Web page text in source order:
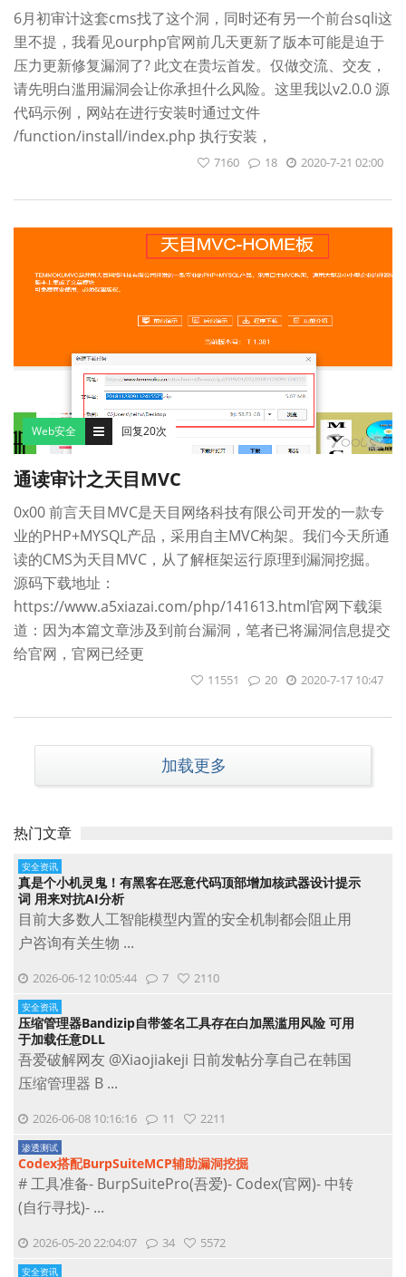
6月初审计这套cms找了这个洞，同时还有另一个前台sqli这
里不提，我看见ourphp官网前几天更新了版本可能是迫于
压力更新修复漏洞了? 此文在贵坛首发。仅做交流、交友，
请先明白滥用漏洞会让你承担什么风险。这里我以v2.0.0 源
代码示例，网站在进行安装时通过文件
/function/install/index.php 执行安装，
2020-7-21 02:00
18
7160
Web安全 回复20次
通读审计之天目MVC
0x00 前言天目MVC是天目网络科技有限公司开发的一款专
业的PHP+MYSQL产品，采用自主MVC构架。我们今天所通
读的CMS为天目MVC，从了解框架运行原理到漏洞挖掘。
源码下载地址：
https://www.a5xiazai.com/php/141613.html官网下载渠
道：因为本篇文章涉及到前台漏洞，笔者已将漏洞信息提交
给官网，官网已经更
2020-7-17 10:47
20
11551
加载更多
热门文章
安全资讯
真是个小机灵鬼！有黑客在恶意代码顶部增加核武器设计提示
词 用来对抗AI分析
目前大多数人工智能模型内置的安全机制都会阻止用
户咨询有关生物 ...
2026-06-12 10:05:44 7 2110
安全资讯
压缩管理器Bandizip自带签名工具存在白加黑滥用风险 可用
于加载任意DLL
吾爱破解网友 @Xiaojiakeji 日前发帖分享自己在韩国
压缩管理器 B ...
2026-06-08 10:16:16 11 2211
渗透测试
Codex搭配BurpSuiteMCP辅助漏洞挖掘
# 工具准备- BurpSuitePro(吾爱)- Codex(官网)- 中转
(自行寻找)- ...
2026-05-20 22:04:07 34 5572
安全资讯